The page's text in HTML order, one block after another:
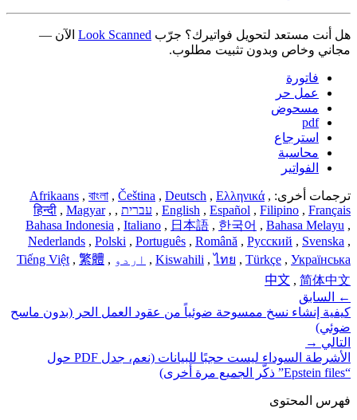
هل أنت مستعد لتحويل فواتيرك؟ جرّب Look Scanned الآن —
مجاني وخاص وبدون تثبيت مطلوب.
فاتورة
عمل حر
مسحوض
pdf
استرجاع
محاسبة
الفواتير
ترجمات أخرى: Afrikaans , বাংলা , Čeština , Deutsch , Ελληνικά ,
English , Español , Filipino , Français
, עברית ,
हिन्दी , Magyar ,
Bahasa Indonesia , Italiano , 日本語 , 한국어 , Bahasa Melayu ,
Nederlands , Polski , Português , Română , Русский , Svenska ,
Kiswahili ,ไทย , Türkçe , Українська
, اردو ,
Tiếng Việt , 繁體
中文 , 简体中文
←
السابق
كيفية إنشاء نسخ ممسوحة ضوئياً من عقود العمل الحر (بدون ماسح
ضوئي)
التالي →
الأشرطة السوداء ليست حجبًا للبيانات (نعم، جدل PDF حول
“Epstein files” ذكّر الجميع مرة أخرى)
فهرس المحتوى